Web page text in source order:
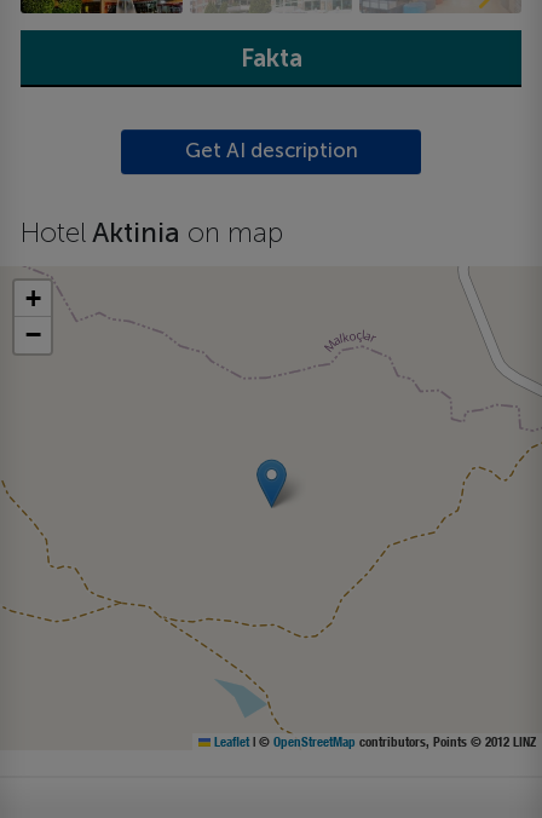
Fakta
Get AI description
HotelAktinia on map
+
−
Leaflet | © OpenStreetMap contributors, Points © 2012 LINZ